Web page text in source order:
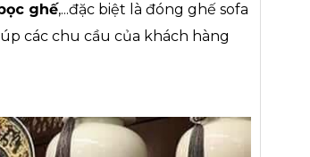
ghế,...đặc biệt là đóng ghế sofa
các chu cầu của khách hàng